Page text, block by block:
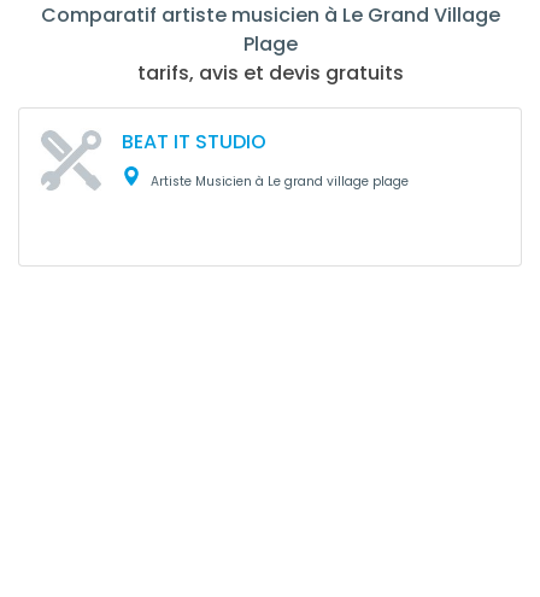
Comparatif artiste musicien à Le Grand Village
Plage
tarifs, avis et devis gratuits
BEAT IT STUDIO
Artiste Musicien à Le grand village plage